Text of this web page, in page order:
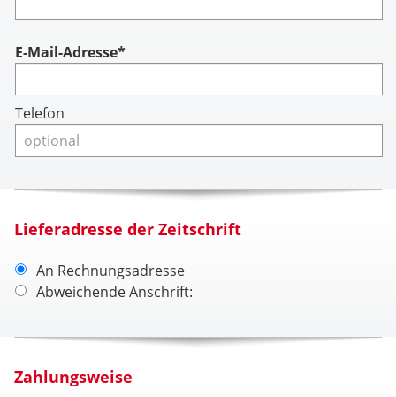
Account
E-Mail-Adresse*
Telefon
Lieferadresse der Zeitschrift
An Rechnungsadresse
Abweichende Anschrift:
Zahlungsweise